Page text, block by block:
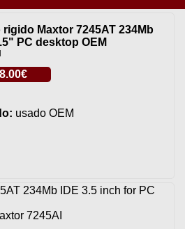
Maxtor 7245AT 234Mb
PC desktop OEM
usado OEM
234Mb IDE 3.5 inch for PC
7245AI